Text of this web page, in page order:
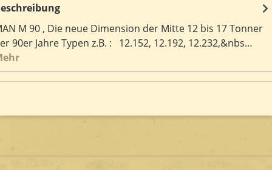
M 90 , Die neue Dimension der Mitte 12 bis 17 Tonner
90er Jahre Typen z.B. : 12.152, 12.192, 12.232,&nbs…